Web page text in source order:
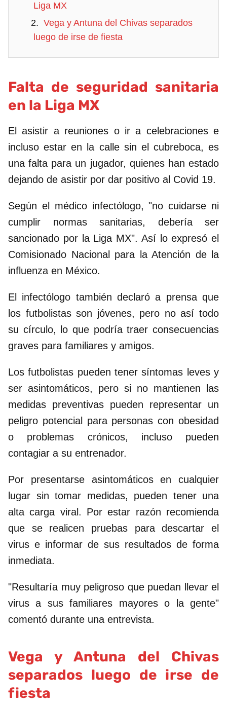
Liga MX
Vega y Antuna del Chivas separados
luego de irse de fiesta
Falta de seguridad sanitaria
en la Liga MX
El asistir a reuniones o ir a celebraciones e
incluso estar en la calle sin el cubreboca, es
una falta para un jugador, quienes han estado
dejando de asistir por dar positivo al Covid 19.
Según el médico infectólogo, "no cuidarse ni
cumplir normas sanitarias, debería ser
sancionado por la Liga MX". Así lo expresó el
Comisionado Nacional para la Atención de la
influenza en México.
El infectólogo también declaró a prensa que
los futbolistas son jóvenes, pero no así todo
su círculo, lo que podría traer consecuencias
graves para familiares y amigos.
Los futbolistas pueden tener síntomas leves y
ser asintomáticos, pero si no mantienen las
medidas preventivas pueden representar un
peligro potencial para personas con obesidad
o problemas crónicos, incluso pueden
contagiar a su entrenador.
Por presentarse asintomáticos en cualquier
lugar sin tomar medidas, pueden tener una
alta carga viral. Por estar razón recomienda
que se realicen pruebas para descartar el
virus e informar de sus resultados de forma
inmediata.
"Resultaría muy peligroso que puedan llevar el
virus a sus familiares mayores o la gente"
comentó durante una entrevista.
Vega y Antuna del Chivas
separados luego de irse de
fiesta